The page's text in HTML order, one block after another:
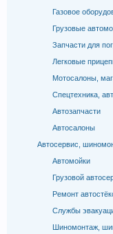
Газовое
Грузовые
Запчасти для
Легковые
Мотосалоны,
Спецтехника,
Автозапчасти
Автосалоны
Автосервис,
Автомойки
Грузовой
Ремонт
Службы
Шиномонтаж,